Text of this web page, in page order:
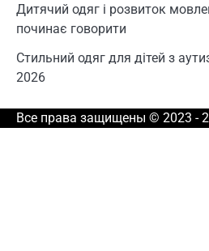
Дитячий одяг і розвиток
починає говорити
Стильний одяг для дітей з
2026
Все права защищены © 2023 -